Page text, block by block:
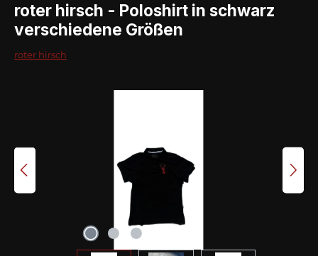
roter hirsch - Poloshirt in schwarz
verschiedene Größen
roter hirsch